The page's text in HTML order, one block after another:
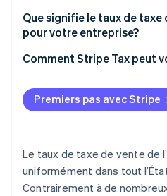
Règles de lien économique
distance
Que signifie le taux de taxe
pour votre entreprise?
Détermination du lien
Gestion du certificat
Assujettissement aux taxes
Automatisation de la taxe
Comment Stripe Tax peut
Premiers pas avec Stripe
Le taux de taxe de vente de
uniformément dans tout
Contrairement à de